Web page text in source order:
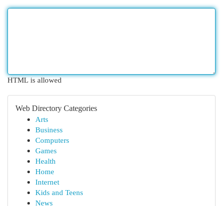
HTML is allowed
Web Directory Categories
Arts
Business
Computers
Games
Health
Home
Internet
Kids and Teens
News